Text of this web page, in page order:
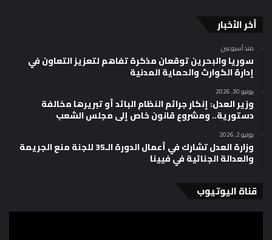
أخر الأخبار
منذ أسبوعين
سوريا والبحرين توقعان مذكرة تفاهم لتعزيز التعاون في
إدارة الكوارث والحماية المدنية
يونيو 30, 2026
وزير العدل: إنكار جرائم النظام البائد أو تبريرها مخالفة
دستورية.. ومشروع قانون خاص إلى مجلس الشعب
يونيو 2, 2026
وزارة العدل تشارك في أعمال الدورة الـ35 للجنة منع الجريمة
والعدالة الجنائية في فيينا
قناة اليوتيوب